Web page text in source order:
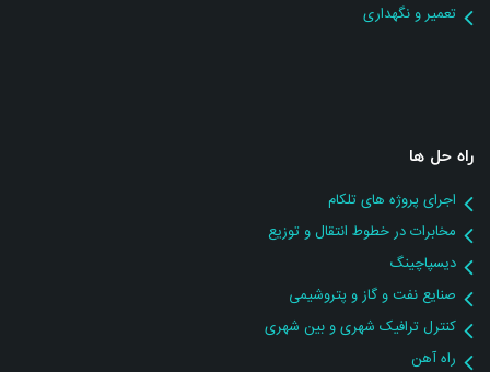
تعمیر و نگهداری
راه حل ها
اجرای پروژه های تلکام
مخابرات در خطوط انتقال و توزیع
دیسپاچینگ
صنایع نفت و گاز و پتروشیمی
کنترل ترافیک شهری و بین شهری
راه آهن